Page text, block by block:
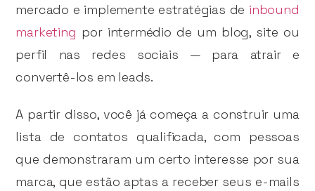
mercado e implemente estratégias de inbound
marketing por intermédio de um blog, site ou
perfil nas redes sociais — para atrair e
convertê-los em leads.
A partir disso, você já começa a construir uma
lista de contatos qualificada, com pessoas
que demonstraram um certo interesse por sua
marca, que estão aptas a receber seus e-mails